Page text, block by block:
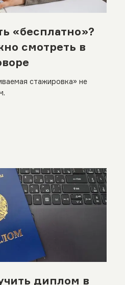
«бесплатно»?
смотреть в
стажировка» не
диплом в